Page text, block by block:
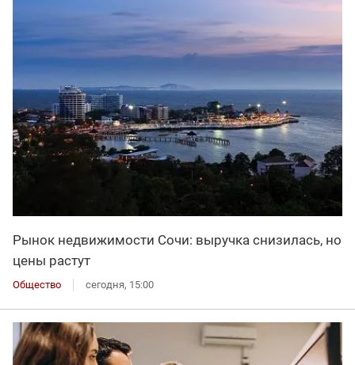
Рынок недвижимости Сочи: выручка снизилась, но
цены растут
Общество сегодня, 15:00